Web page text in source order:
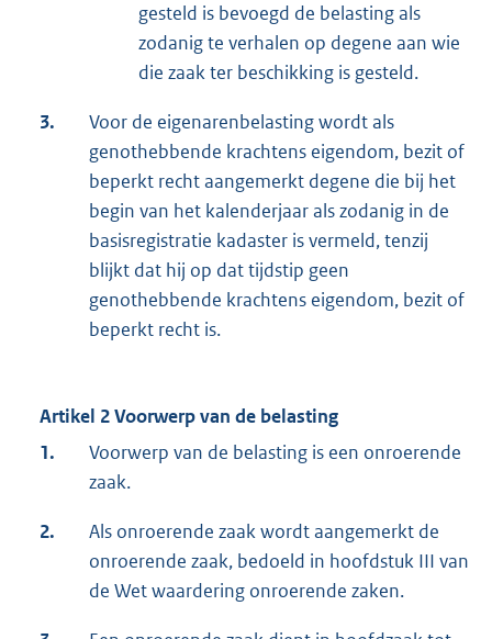
gesteld is bevoegd de belasting als
zodanig te verhalen op degene aan wie
die zaak ter beschikking is gesteld.
3.
Voor de eigenarenbelasting wordt als
genothebbende krachtens eigendom, bezit of
beperkt recht aangemerkt degene die bij het
begin van het kalenderjaar als zodanig in de
basisregistratie kadaster is vermeld, tenzij
blijkt dat hij op dat tijdstip geen
genothebbende krachtens eigendom, bezit of
beperkt recht is.
Artikel 2 Voorwerp van de belasting
1.
Voorwerp van de belasting is een onroerende
zaak.
2.
Als onroerende zaak wordt aangemerkt de
onroerende zaak, bedoeld in hoofdstuk III van
de Wet waardering onroerende zaken.